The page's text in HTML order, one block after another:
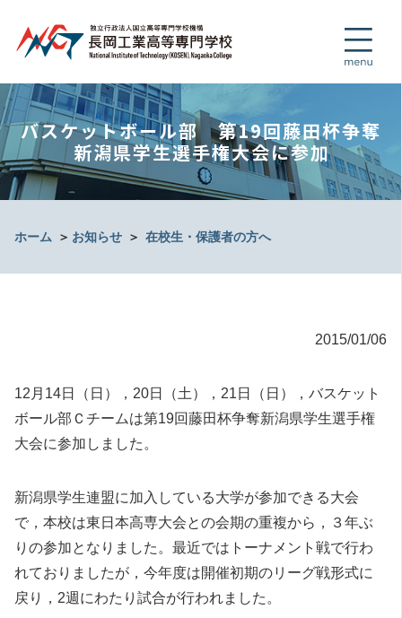
バスケットボール部 第19回藤田杯争奪
新潟県学生選手権大会に参加
ホーム ＞ お知らせ ＞ 在校生・保護者の方へ
2015/01/06
12月14日（日），20日（土），21日（日），バスケット
ボール部Ｃチームは第19回藤田杯争奪新潟県学生選手権
大会に参加しました。
新潟県学生連盟に加入している大学が参加できる大会
で，本校は東日本高専大会との会期の重複から，３年ぶ
りの参加となりました。最近ではトーナメント戦で行わ
れておりましたが，今年度は開催初期のリーグ戦形式に
戻り，2週にわたり試合が行われました。